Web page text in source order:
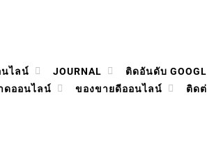
ไลน์ JOURNAL
ติดอันดับ
ดออนไลน์ ของขายดีออนไลน์ ติด